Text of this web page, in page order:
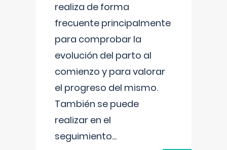
realiza de forma
frecuente principalmente
para comprobar la
evolución del parto al
comienzo y para valorar
el progreso del mismo.
También se puede
realizar en el
seguimiento...